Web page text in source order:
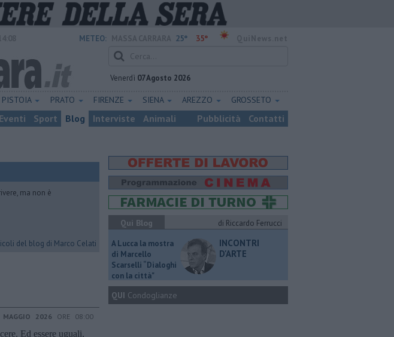
METEO: 25° 35°
Venerdì 07 Agosto 2026
PISTOIA PRATO FIRENZE SIENA AREZZO GROSSETO
Eventi Sport Blog Interviste Animali Pubblicità Contatti
ma non è
del blog di Marco Celati
2026 ORE 08:00
Ed essere uguali,
Qui Blog
di Riccardo Ferrucci
A Lucca la mostra
di Marcello
Scarselli “Dialoghi
con la città"
INCONTRI
D'ARTE
QUI Condoglianze